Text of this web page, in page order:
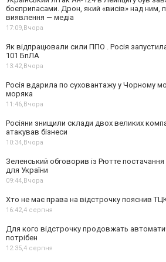
боєприпасами. Дрон, який «висів» над ним,
виявлення — медіа
17:09, Вчора
Як відпрацювали сили ППО . Росія
101 БпЛА
13:42, Вчора
Росія вдарила по суховантажу у Чорному
моряка
11:46, Вчора
Росіяни знищили склади двох великих
атакував бізнеси
10:34, Вчора
Зеленський обговорив із Рютте
для України
09:44, Вчора
Хто не має права на відстрочку пояснив
16:42,4 серпня
Для кого відстрочку продовжать
потрібен
12:35,4 серпня